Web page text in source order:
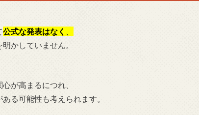
公式な発表はなく
かしていません。
が高まるにつれ、
る可能性も考えられます。